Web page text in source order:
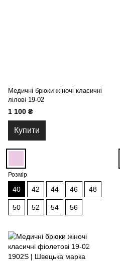
Медичні брюки жіночі класичні
лілові 19-02
1 100 ₴
Купити
Розмір
40 42 44 46 48
50 52 54 56